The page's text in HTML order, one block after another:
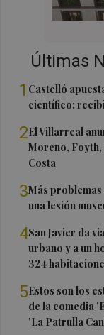
Últimas
1 Castelló
científico:
2El Villarreal
Moreno, Foyth,
Costa
3Más
una lesión
4San Javier da
urbano y a un
324
5Estos son los
de la comedia
'La Patrulla